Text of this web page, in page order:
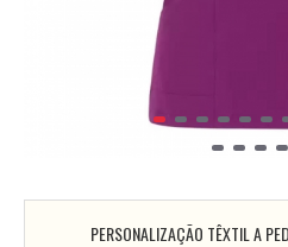
PERSONALIZAÇÃO TÊXTIL A